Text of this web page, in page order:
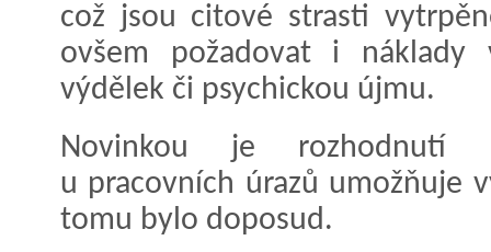
což jsou citové strasti
ovšem požadovat i náklady
výdělek či psychickou újmu.
Novinkou je rozhodnutí
u pracovních úrazů umožňuje
tomu bylo doposud.